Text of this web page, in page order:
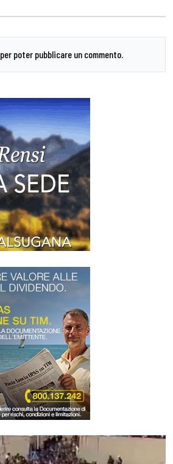
per poter pubblicare un commento.